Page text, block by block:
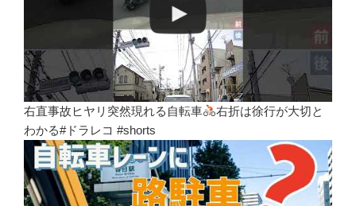
右直事故ヒヤリ突然現れる自転車
右折は徐行が大切と
わかる#ドラレコ #shorts